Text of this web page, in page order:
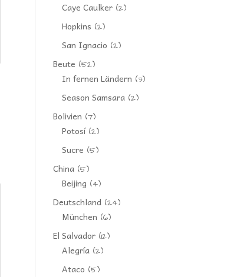
Caye Caulker (2)
Hopkins (2)
San Ignacio (2)
Beute (52)
In fernen Ländern (3)
Season Samsara (2)
Bolivien (7)
Potosí(2)
Sucre (5)
China (5)
Beijing (4)
Deutschland (24)
München (6)
El Salvador (12)
Alegría (2)
Ataco (5)